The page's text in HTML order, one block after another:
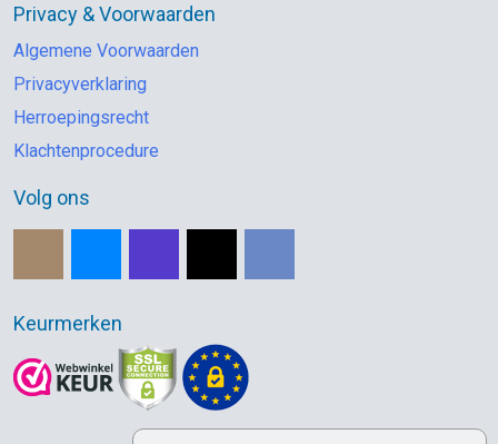
Privacy & Voorwaarden
Algemene Voorwaarden
Privacyverklaring
Herroepingsrecht
Klachtenprocedure
Volg ons
Keurmerken